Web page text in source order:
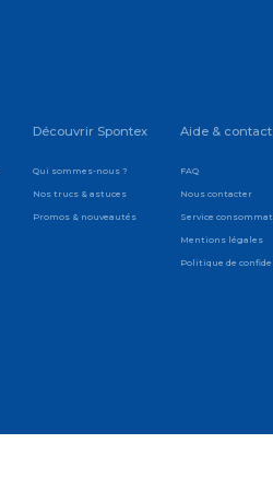
Découvrir Spontex
Qui sommes-nous ?
Nos trucs & astuces
Promos & nouveautés
Aide & contact
FAQ
Nous contacter
Service
Mentions légales
Politique de